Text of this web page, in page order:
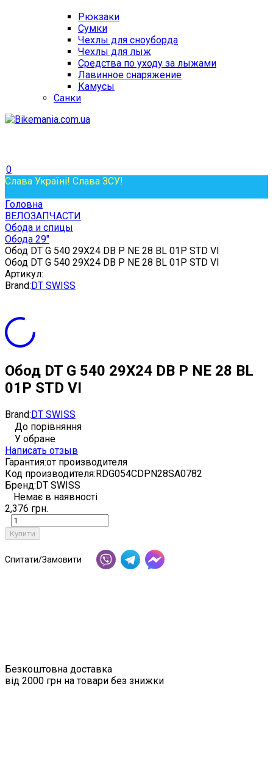
Рюкзаки
Сумки
Чехлы для сноуборда
Чехлы для лыж
Средства по уходу за лыжами
Лавинное снаряжение
Камусы
Санки
0
Слава Україні! Слава ЗСУ!
Головна
ВЕЛОЗАПЧАСТИ
Обода и спицы
Обода 29"
Обод DT G 540 29X24 DB P NE 28 BL 01P STD VI
Обод DT G 540 29X24 DB P NE 28 BL 01P STD VI
Артикул:
Brand:DT SWISS
Обод DT G 540 29X24 DB P NE 28 BL
01P STD VI
Brand:DT SWISS
До порівняння
У обране
Написать отзыв
Гарантия:от производителя
Код производителя:RDG054CDPN28SA0782
Бренд:DT SWISS
Немає в наявності
2,376 грн.
Купити
Спитати/Замовити
Безкоштовна доставка
від 2000 грн на товари без знижки